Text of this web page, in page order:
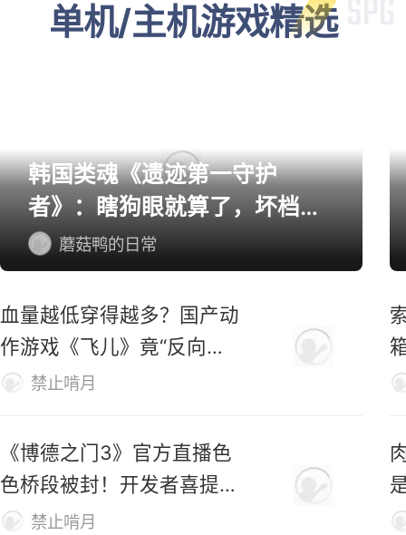
单机/主机游戏精选
韩国类魂《遗迹第一守护
者》：瞎狗眼就算了，坏档算
怎么个事！
蘑菇鸭的日常
血量越低穿得越多？国产动
作游戏《飞儿》竟“反向爆
衣” 禁止啃月
《博德之门3》官方直播色
色桥段被封！开发者喜提荣
誉勋章禁止啃月